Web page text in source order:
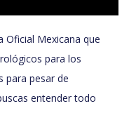
Mexicana que
para los
para pesar de
entender todo